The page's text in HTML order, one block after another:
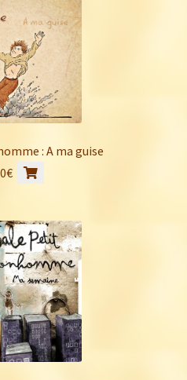
était :
40,00€.
est :
30,00€.
: A ma guise
€